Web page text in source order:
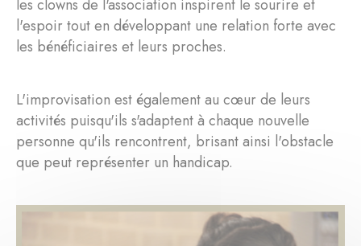
les clowns de l'association inspirent le sourire et
l'espoir tout en développant une relation forte avec
les bénéficiaires et leurs proches.
L'improvisation est également au cœur de leurs
activités puisqu'ils s'adaptent à chaque nouvelle
personne qu'ils rencontrent, brisant ainsi l'obstacle
que peut représenter un handicap.